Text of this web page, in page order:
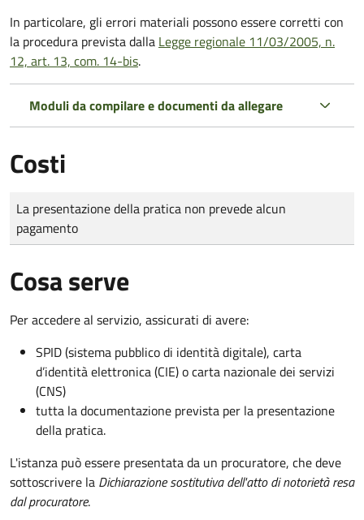
In particolare, gli errori materiali possono essere corretti con
la procedura prevista dalla Legge regionale 11/03/2005, n.
12, art. 13, com. 14-bis.
Moduli da compilare e documenti da allegare
Costi
Tipo di pagamento
Importo
La presentazione della pratica non prevede alcun
pagamento
Cosa serve
Per accedere al servizio, assicurati di avere:
SPID (sistema pubblico di identità digitale), carta
d’identità elettronica (CIE) o carta nazionale dei servizi
(CNS)
tutta la documentazione prevista per la presentazione
della pratica.
L'istanza può essere presentata da un procuratore, che deve
sottoscrivere la Dichiarazione sostitutiva dell'atto di notorietà resa
dal procuratore.